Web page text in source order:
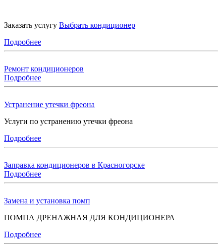
Заказать услугу Выбрать кондиционер
Подробнее
Ремонт кондиционеров
Подробнее
Устранение утечки фреона
Услуги по устранению утечки фреона
Подробнее
Заправка кондиционеров в Красногорске
Подробнее
Замена и установка помп
ПОМПА ДРЕНАЖНАЯ ДЛЯ КОНДИЦИОНЕРА
Подробнее